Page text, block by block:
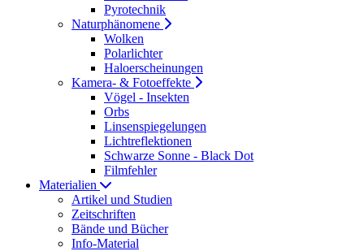
Pyrotechnik
Naturphänomene
Wolken
Polarlichter
Haloerscheinungen
Kamera- & Fotoeffekte
Vögel - Insekten
Orbs
Linsenspiegelungen
Lichtreflektionen
Schwarze Sonne - Black Dot
Filmfehler
Materialien
Artikel und Studien
Zeitschriften
Bände und Bücher
Info-Material